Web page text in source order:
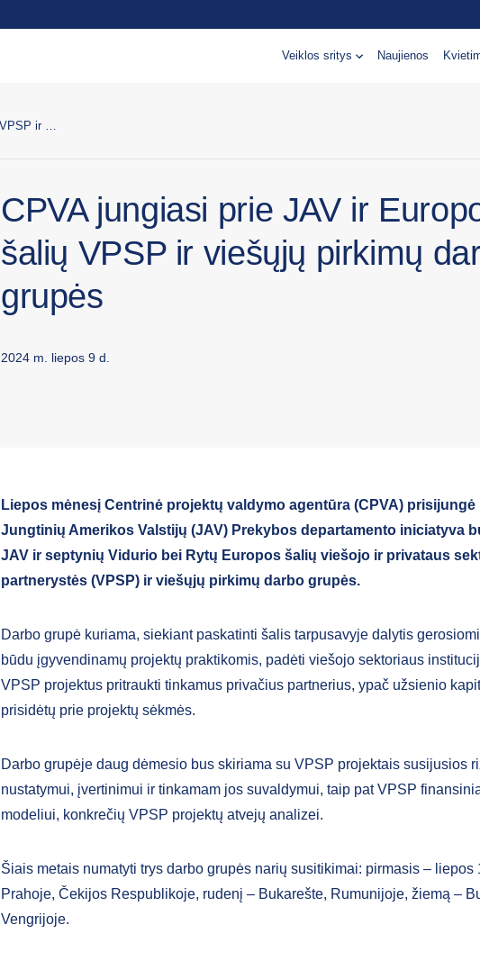
Veiklos sritys Naujienos
CPVA jungiasi prie JAV ir
šalių VPSP ir viešųjų pirkimų
grupės
2024 m. liepos 9 d.
Liepos mėnesį Centrinė projektų valdymo agentūra (CPVA) prisijungė
Jungtinių Amerikos Valstijų (JAV) Prekybos departamento iniciatyva
JAV ir septynių Vidurio bei Rytų Europos šalių viešojo ir privataus
partnerystės (VPSP) ir viešųjų pirkimų darbo grupės.
Darbo grupė kuriama, siekiant paskatinti šalis tarpusavyje dalytis
būdu įgyvendinamų projektų praktikomis, padėti viešojo sektoriaus
VPSP projektus pritraukti tinkamus privačius partnerius, ypač užsienio
prisidėtų prie projektų sėkmės.
Darbo grupėje daug dėmesio bus skiriama su VPSP projektais susijusios
nustatymui, įvertinimui ir tinkamam jos suvaldymui, taip pat VPSP
modeliui, konkrečių VPSP projektų atvejų analizei.
Šiais metais numatyti trys darbo grupės narių susitikimai: pirmasis – liepos
Prahoje, Čekijos Respublikoje, rudenį – Bukarešte, Rumunijoje, žiemą –
Vengrijoje.